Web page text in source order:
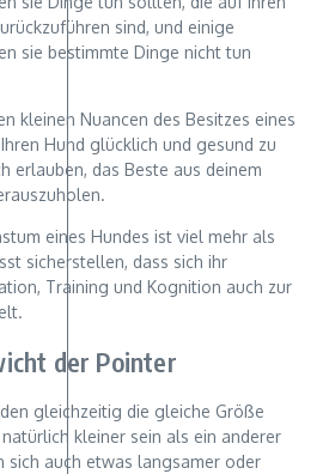
sind, und einige
sie bestimmte Dinge nicht tun
kleinen Nuancen des Besitzes eines
Hund glücklich und gesund zu
erlauben, das Beste aus deinem
eines Hundes ist viel mehr als
sicherstellen, dass sich ihr
Training und Kognition auch zur
der Pointer
gleichzeitig die gleiche Größe
kleiner sein als ein anderer
sich auch etwas langsamer oder